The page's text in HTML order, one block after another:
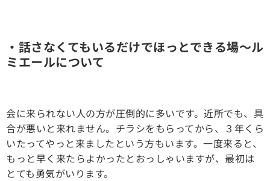
・話さなくてもいるだけでほっとできる場〜ル
ミエールについて
会に来られない人の方が圧倒的に多いです。近所でも、具
合が悪いと来れません。チラシをもらってから、３年くら
いたってやっと来ましたという方もいます。一度来ると、
もっと早く来たらよかったとおっしゃいますが、最初は
とても勇気がいります。